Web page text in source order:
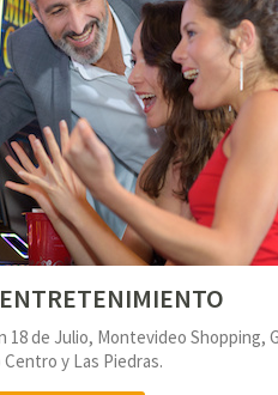
de Julio, Montevideo Shopping,
Centro y Las Piedras.